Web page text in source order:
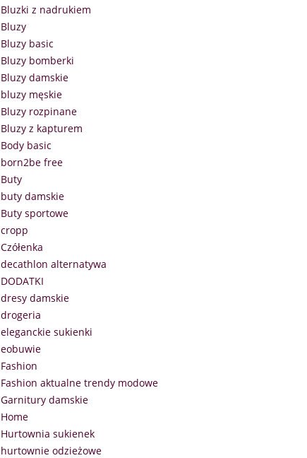
Bluzki z nadrukiem
Bluzy
Bluzy basic
Bluzy bomberki
Bluzy damskie
bluzy męskie
Bluzy rozpinane
Bluzy z kapturem
Body basic
born2be free
Buty
buty damskie
Buty sportowe
cropp
Czółenka
decathlon alternatywa
DODATKI
dresy damskie
drogeria
eleganckie sukienki
eobuwie
Fashion
Fashion aktualne trendy modowe
Garnitury damskie
Home
Hurtownia sukienek
hurtownie odzieżowe